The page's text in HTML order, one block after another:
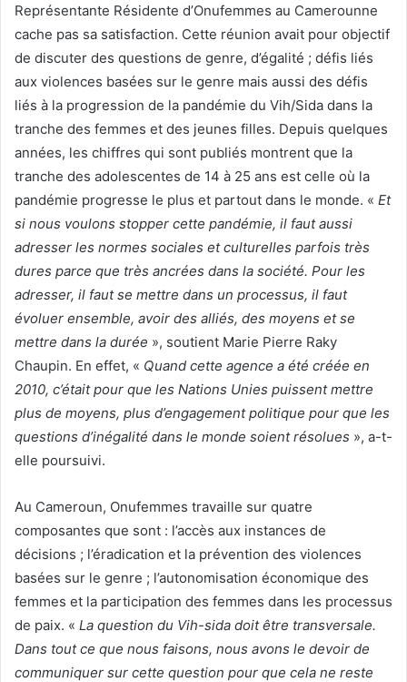
Représentante Résidente d’Onufemmes au Camerounne
cache pas sa satisfaction. Cette réunion avait pour objectif
de discuter des questions de genre, d’égalité ; défis liés
aux violences basées sur le genre mais aussi des défis
liés à la progression de la pandémie du Vih/Sida dans la
tranche des femmes et des jeunes filles. Depuis quelques
années, les chiffres qui sont publiés montrent que la
tranche des adolescentes de 14 à 25 ans est celle où la
pandémie progresse le plus et partout dans le monde. « Et
si nous voulons stopper cette pandémie, il faut aussi
adresser les normes sociales et culturelles parfois très
dures parce que très ancrées dans la société. Pour les
adresser, il faut se mettre dans un processus, il faut
évoluer ensemble, avoir des alliés, des moyens et se
mettre dans la durée », soutient Marie Pierre Raky
Chaupin. En effet, « Quand cette agence a été créée en
2010, c’était pour que les Nations Unies puissent mettre
plus de moyens, plus d’engagement politique pour que les
questions d’inégalité dans le monde soient résolues », a-t-
elle poursuivi.
Au Cameroun, Onufemmes travaille sur quatre
composantes que sont : l’accès aux instances de
décisions ; l’éradication et la prévention des violences
basées sur le genre ; l’autonomisation économique des
femmes et la participation des femmes dans les processus
de paix. « La question du Vih-sida doit être transversale.
Dans tout ce que nous faisons, nous avons le devoir de
communiquer sur cette question pour que cela ne reste